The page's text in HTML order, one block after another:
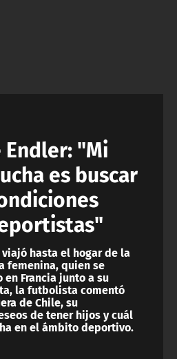
"Mi
es buscar
hasta el hogar de la
femenina, quien se
Francia junto a su
la futbolista comentó
de Chile, su
de tener hijos y cuál
en el ámbito deportivo.